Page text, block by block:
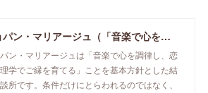
ショパン・マリアージュ（「音楽で心を調律し恋愛心理学でご縁を育てる」釧路市の結婚相談所）/ 全国結婚相談事業者連盟正規加盟店 / cherry-piano.com
ン・マリアージュは「音楽で心を調律し、恋
学でご縁を育てる」ことを基本方針とした結
所です。条件だけにとらわれるのではなく、